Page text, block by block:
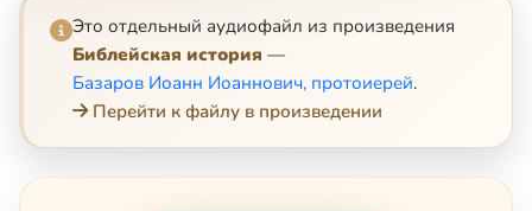
Это отдельный аудиофайл из произведения
Библейская история —
Базаров Иоанн Иоаннович, протоиерей.
Перейти к файлу в произведении